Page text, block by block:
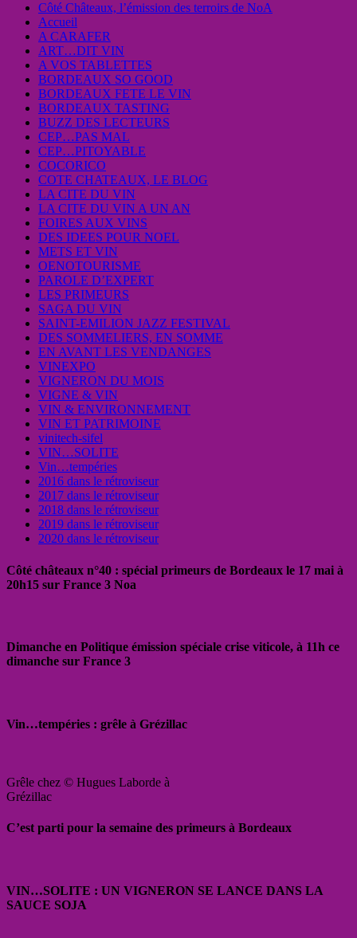
Côté Châteaux, l’émission des terroirs de NoA
Accueil
A CARAFER
ART…DIT VIN
A VOS TABLETTES
BORDEAUX SO GOOD
BORDEAUX FETE LE VIN
BORDEAUX TASTING
BUZZ DES LECTEURS
CEP…PAS MAL
CEP…PITOYABLE
COCORICO
COTE CHATEAUX, LE BLOG
LA CITE DU VIN
LA CITE DU VIN A UN AN
FOIRES AUX VINS
DES IDEES POUR NOEL
METS ET VIN
OENOTOURISME
PAROLE D’EXPERT
LES PRIMEURS
SAGA DU VIN
SAINT-EMILION JAZZ FESTIVAL
DES SOMMELIERS, EN SOMME
EN AVANT LES VENDANGES
VINEXPO
VIGNERON DU MOIS
VIGNE & VIN
VIN & ENVIRONNEMENT
VIN ET PATRIMOINE
vinitech-sifel
VIN…SOLITE
Vin…tempéries
2016 dans le rétroviseur
2017 dans le rétroviseur
2018 dans le rétroviseur
2019 dans le rétroviseur
2020 dans le rétroviseur
Côté châteaux n°40 : spécial primeurs de Bordeaux le 17 mai à
20h15 sur France 3 Noa
Dimanche en Politique émission spéciale crise viticole, à 11h ce
dimanche sur France 3
Vin…tempéries : grêle à Grézillac
Grêle chez © Hugues Laborde à
Grézillac
C’est parti pour la semaine des primeurs à Bordeaux
VIN…SOLITE : UN VIGNERON SE LANCE DANS LA
SAUCE SOJA